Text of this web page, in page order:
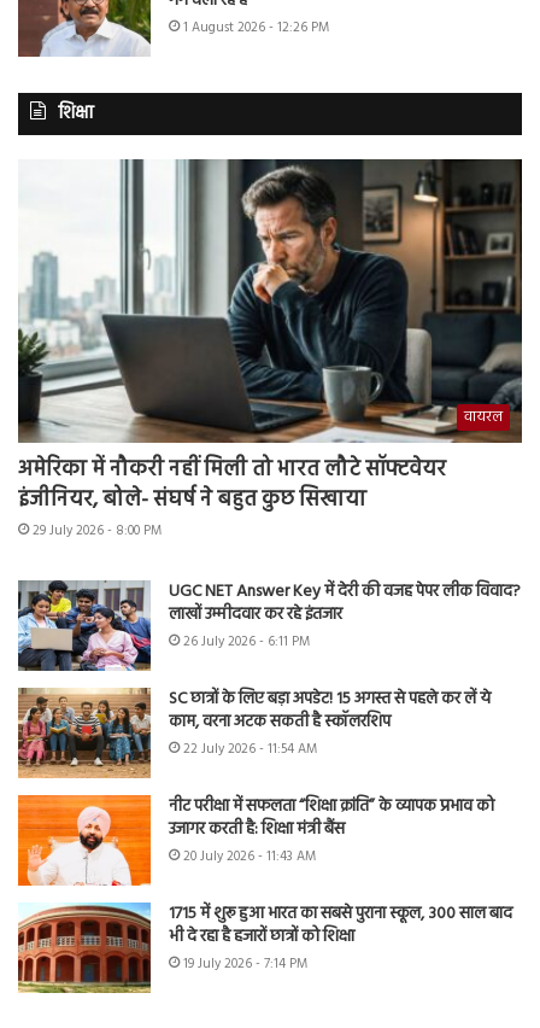
1 August 2026 - 12:26 PM
शिक्षा
वायरल
अमेरिका में नौकरी नहीं मिली तो भारत लौटे सॉफ्टवेयर
इंजीनियर, बोले- संघर्ष ने बहुत कुछ सिखाया
29 July 2026 - 8:00 PM
UGC NET Answer Key में देरी की वजह पेपर लीक विवाद?
लाखों उम्मीदवार कर रहे इंतजार
26 July 2026 - 6:11 PM
SC छात्रों के लिए बड़ा अपडेट! 15 अगस्त से पहले कर लें ये
काम, वरना अटक सकती है स्कॉलरशिप
22 July 2026 - 11:54 AM
नीट परीक्षा में सफलता “शिक्षा क्रांति” के व्यापक प्रभाव को
उजागर करती है: शिक्षा मंत्री बैंस
20 July 2026 - 11:43 AM
1715 में शुरू हुआ भारत का सबसे पुराना स्कूल, 300 साल बाद
भी दे रहा है हजारों छात्रों को शिक्षा
19 July 2026 - 7:14 PM